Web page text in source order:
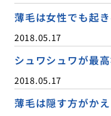
薄毛は女性でも起
2018.05.17
シュワシュワが最
2018.05.17
薄毛は隠す方がか